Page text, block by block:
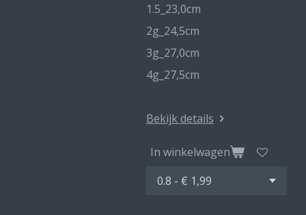
1.5_23,0cm
2g_24,5cm
3g_27,0cm
4g_27,5cm
Bekijk details
In winkelwagen